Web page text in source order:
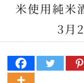
米使用純米
3月